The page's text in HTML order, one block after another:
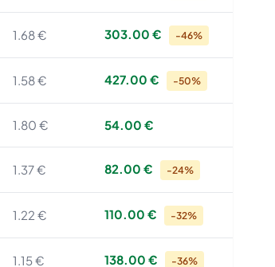
1.68 € 303.00 € -46%
1.58 € 427.00 € -50%
1.80 € 54.00 €
1.37 € 82.00 € -24%
1.22 € 110.00 € -32%
1.15 € 138.00 € -36%